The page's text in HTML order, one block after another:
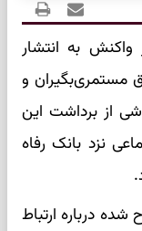
به انتشار
مستمری‌بگیران و
از برداشت این
نزد بانک رفاه
درباره ارتباط